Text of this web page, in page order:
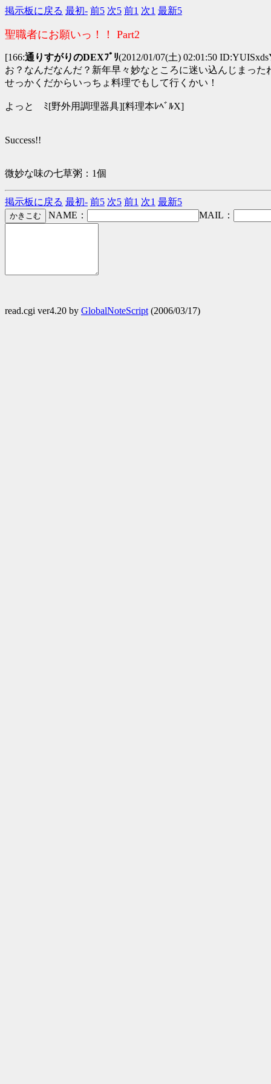
掲示板に戻る 最初- 前5 次5 前1 次1 最新5
聖職者にお願いっ！！ Part2
[166:通りすがりのDEXﾌﾟﾘ(2012/01/07(土) 02:01:50
お？なんだなんだ？新年早々妙なところに迷い込んじまった
せっかくだからいっちょ料理でもして行くかい！
よっと ﾐ[野外用調理器具][料理本ﾚﾍﾞﾙX]
Success!!
微妙な味の七草粥：1個
掲示板に戻る 最初- 前5 次5 前1 次1 最新5
NAME：
MAIL：
read.cgi ver4.20 by GlobalNoteScript (2006/03/17)